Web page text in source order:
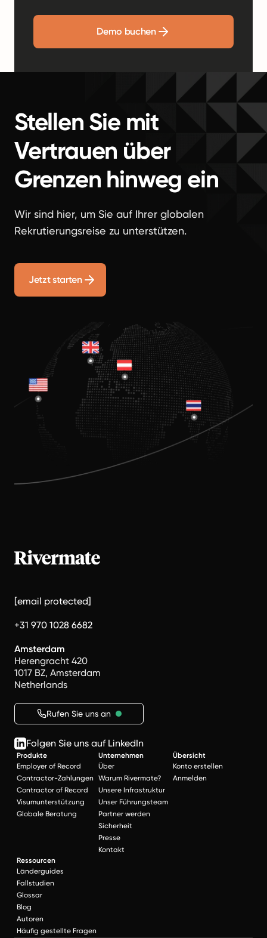
Demo buchen
Stellen Sie mit
Vertrauen über
Grenzen hinweg ein
Wir sind hier, um Sie auf Ihrer globalen
Rekrutierungsreise zu unterstützen.
Jetzt starten
[email protected]
+31 970 1028 6682
Amsterdam
Herengracht 420
1017 BZ, Amsterdam
Netherlands
Rufen Sie uns an
Folgen Sie uns auf LinkedIn
Produkte
Employer of Record
Contractor-Zahlungen
Contractor of Record
Visumunterstützung
Globale Beratung
Unternehmen
Über
Warum Rivermate?
Unsere Infrastruktur
Unser Führungsteam
Partner werden
Sicherheit
Presse
Kontakt
Übersicht
Konto erstellen
Anmelden
Ressourcen
Länderguides
Fallstudien
Glossar
Blog
Autoren
Häufig gestellte Fragen